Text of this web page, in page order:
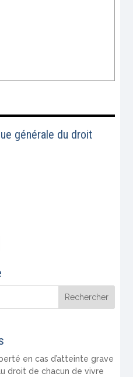
générale du droit
en cas d’atteinte grave
droit de chacun de vivre